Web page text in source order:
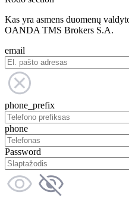
Kas yra asmens duomenų
OANDA TMS Brokers S.A.
email
phone_prefix
phone
Password